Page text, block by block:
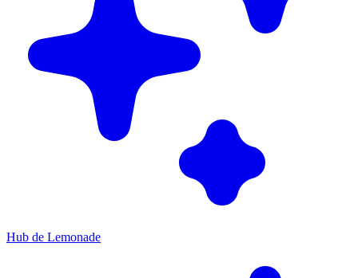
Hub de Lemonade